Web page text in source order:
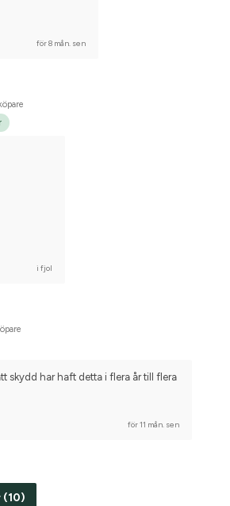
för 8 mån. sen
i fjol
skydd har haft detta i flera år till flera
för 11 mån. sen